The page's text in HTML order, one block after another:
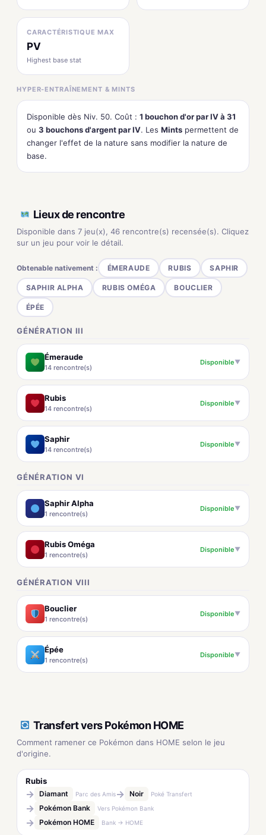
CARACTÉRISTIQUE MAX
PV
Highest base stat
HYPER-ENTRAÎNEMENT & MINTS
Disponible dès Niv. 50. Coût : 1 bouchon d'or par IV à 31
ou 3 bouchons d'argent par IV. Les Mints permettent de
changer l'effet de la nature sans modifier la nature de
base.
Lieux de rencontre
Disponible dans 7 jeu(x), 46 rencontre(s) recensée(s). Cliquez
sur un jeu pour voir le détail.
Obtenable nativement : ÉMERAUDE RUBIS SAPHIR
SAPHIR ALPHA RUBIS OMÉGA BOUCLIER
ÉPÉE
GÉNÉRATION III
Émeraude
14 rencontre(s)
Disponible▼
Rubis
14 rencontre(s)
Disponible▼
Saphir
14 rencontre(s)
Disponible▼
GÉNÉRATION VI
Saphir Alpha
1 rencontre(s)
Disponible▼
Rubis Oméga
1 rencontre(s)
Disponible▼
GÉNÉRATION VIII
Bouclier
1 rencontre(s)
Disponible▼
Épée
1 rencontre(s)
Disponible▼
Transfert vers Pokémon HOME
Comment ramener ce Pokémon dans HOME selon le jeu
d'origine.
Rubis
→ Diamant Parc des Amis→ Noir Poké Transfert
→ Pokémon Bank Vers Pokémon Bank
→ Pokémon HOME Bank → HOME